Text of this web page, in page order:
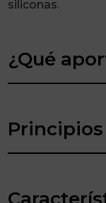
siliconas.
¿Qué